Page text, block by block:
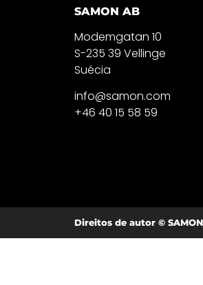
SAMON AB
Modemgatan 10
S-235 39 Vellinge
Suécia
info@samon.com
+46 40 15 58 59
Direitos de autor ©